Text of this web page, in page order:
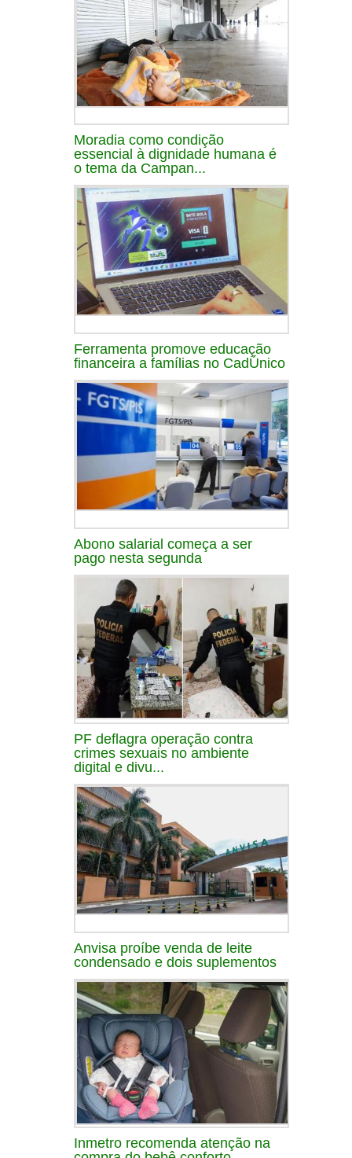
Moradia como condição
essencial à dignidade humana é
o tema da Campan...
Ferramenta promove educação
financeira a famílias no CadÚnico
Abono salarial começa a ser
pago nesta segunda
PF deflagra operação contra
crimes sexuais no ambiente
digital e divu...
Anvisa proíbe venda de leite
condensado e dois suplementos
Inmetro recomenda atenção na